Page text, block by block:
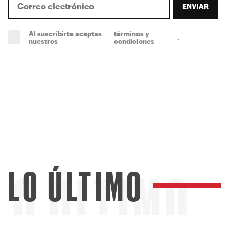
ENVIAR
Al suscríbirte aceptas
nuestros
términos y
condiciones
.
ÚLTIMO
LO ÚLTIMO